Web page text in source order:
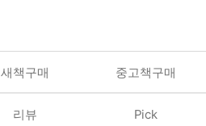
새책구매 중고책구매
리뷰 Pick